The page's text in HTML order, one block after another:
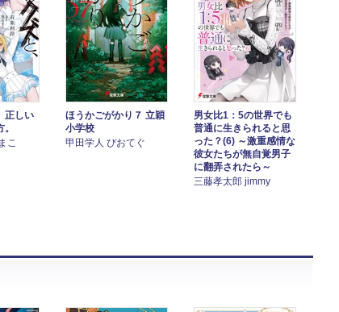
正しい
こ
ほうかごがかり７ 立穎
小学校
甲田学人 ぴおてぐ
男女比1：5の世界でも
普通に生きられると思
った？(6) ～激重感情な
彼女たちが無自覚男子
に翻弄されたら～
三藤孝太郎 jimmy